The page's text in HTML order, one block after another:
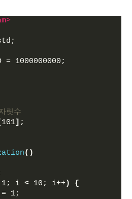
= 1000000000;
수
101] ;
()
1; i < 10; i++)
{
= 1;